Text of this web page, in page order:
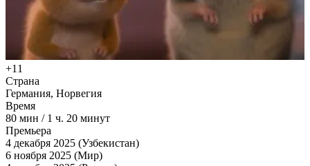
+11
Страна
Германия, Норвегия
Время
80 мин / 1 ч. 20 минут
Премьера
4 декабря 2025 (Узбекистан)
6 ноября 2025 (Мир)